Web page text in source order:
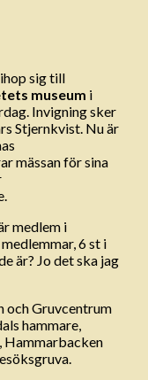
sig till
museum i
Invigning sker
Stjernkvist. Nu är
mässan för sina
medlem i
6 st i
är? Jo det ska jag
och Gruvcentrum
hammare,
Hammarbacken